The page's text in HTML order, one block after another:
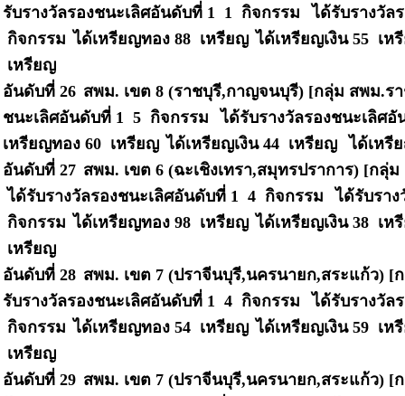
รับรางวัลรองชนะเลิศอันดับที่ 1 1 กิจกรรม
ได้รับรางวัล
กิจกรรม ได้เหรียญทอง 88 เหรียญ ได้เหรียญเงิน 55 เ
เหรียญ
อันดับที่ 26 สพม. เขต 8 (ราชบุรี,กาญจนบุรี) [กลุ่ม สพม.ร
ชนะเลิศอันดับที่ 1 5 กิจกรรม
ได้รับรางวัลรองชนะเลิศ
เหรียญทอง 60 เหรียญ ได้เหรียญเงิน 44 เหรียญ
ได้เหรี
อันดับที่ 27 สพม. เขต 6 (ฉะเชิงเทรา,สมุทรปราการ) [กลุ่
ได้รับรางวัลรองชนะเลิศอันดับที่ 1 4 กิจกรรม
ได้รับรา
กิจกรรม ได้เหรียญทอง 98 เหรียญ ได้เหรียญเงิน 38 เ
เหรียญ
อันดับที่ 28 สพม. เขต 7 (ปราจีนบุรี,นครนายก,สระแก้ว)
รับรางวัลรองชนะเลิศอันดับที่ 1 4 กิจกรรม
ได้รับรางวัล
กิจกรรม ได้เหรียญทอง 54 เหรียญ ได้เหรียญเงิน 59 เ
เหรียญ
อันดับที่ 29 สพม. เขต 7 (ปราจีนบุรี,นครนายก,สระแก้ว)